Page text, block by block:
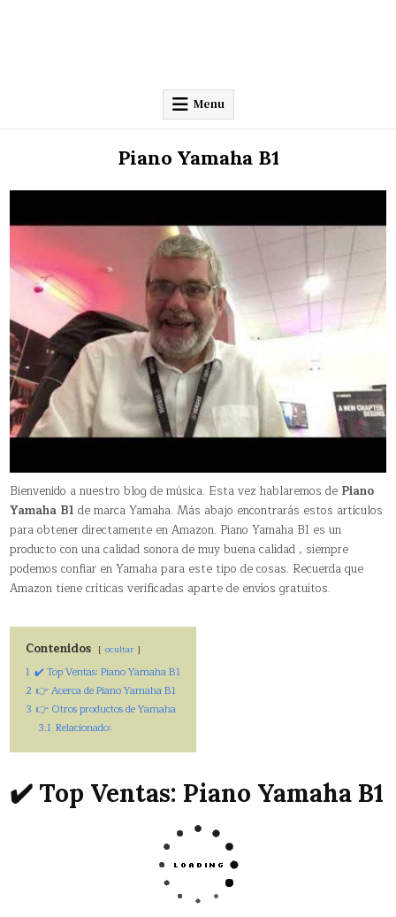
Menu
Piano Yamaha B1
Bienvenido a nuestro blog de música. Esta vez hablaremos de Piano
Yamaha B1 de marca Yamaha. Más abajo encontrarás estos artículos
para obtener directamente en Amazon. Piano Yamaha B1 es un
producto con una calidad sonora de muy buena calidad , siempre
podemos confiar en Yamaha para este tipo de cosas. Recuerda que
Amazon tiene críticas verificadas aparte de envíos gratuitos.
Contenidos ocultar
1 ✔️ Top Ventas: Piano Yamaha B1
2 👉 Acerca de Piano Yamaha B1
3 👉 Otros productos de Yamaha
3.1 Relacionado:
✔️ Top Ventas: Piano Yamaha B1